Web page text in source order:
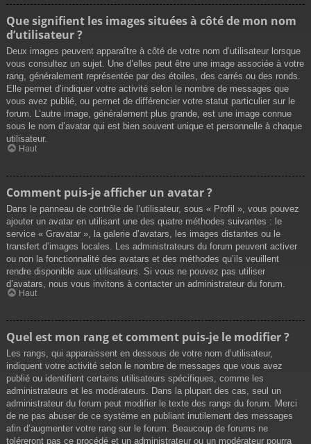
Que signifient les images situées à côté de mon nom
d’utilisateur ?
Deux images peuvent apparaître à côté de votre nom d’utilisateur lorsque
vous consultez un sujet. Une d’elles peut être une image associée à votre
rang, généralement représentée par des étoiles, des carrés ou des ronds.
Elle permet d’indiquer votre activité selon le nombre de messages que
vous avez publié, ou permet de différencier votre statut particulier sur le
forum. L’autre image, généralement plus grande, est une image connue
sous le nom d’avatar qui est bien souvent unique et personnelle à chaque
utilisateur.
Haut
Comment puis-je afficher un avatar ?
Dans le panneau de contrôle de l’utilisateur, sous « Profil », vous pouvez
ajouter un avatar en utilisant une des quatre méthodes suivantes : le
service « Gravatar », la galerie d’avatars, les images distantes ou le
transfert d’images locales. Les administrateurs du forum peuvent activer
ou non la fonctionnalité des avatars et des méthodes qu’ils veuillent
rendre disponible aux utilisateurs. Si vous ne pouvez pas utiliser
d’avatars, nous vous invitons à contacter un administrateur du forum.
Haut
Quel est mon rang et comment puis-je le modifier ?
Les rangs, qui apparaissent en dessous de votre nom d’utilisateur,
indiquent votre activité selon le nombre de messages que vous avez
publié ou identifient certains utilisateurs spécifiques, comme les
administrateurs et les modérateurs. Dans la plupart des cas, seul un
administrateur du forum peut modifier le texte des rangs du forum. Merci
de ne pas abuser de ce système en publiant inutilement des messages
afin d’augmenter votre rang sur le forum. Beaucoup de forums ne
toléreront pas ce procédé et un administrateur ou un modérateur pourra